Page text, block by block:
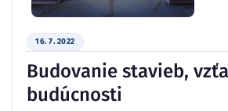
16. 7. 2022
Budovanie stavieb,
budúcnosti